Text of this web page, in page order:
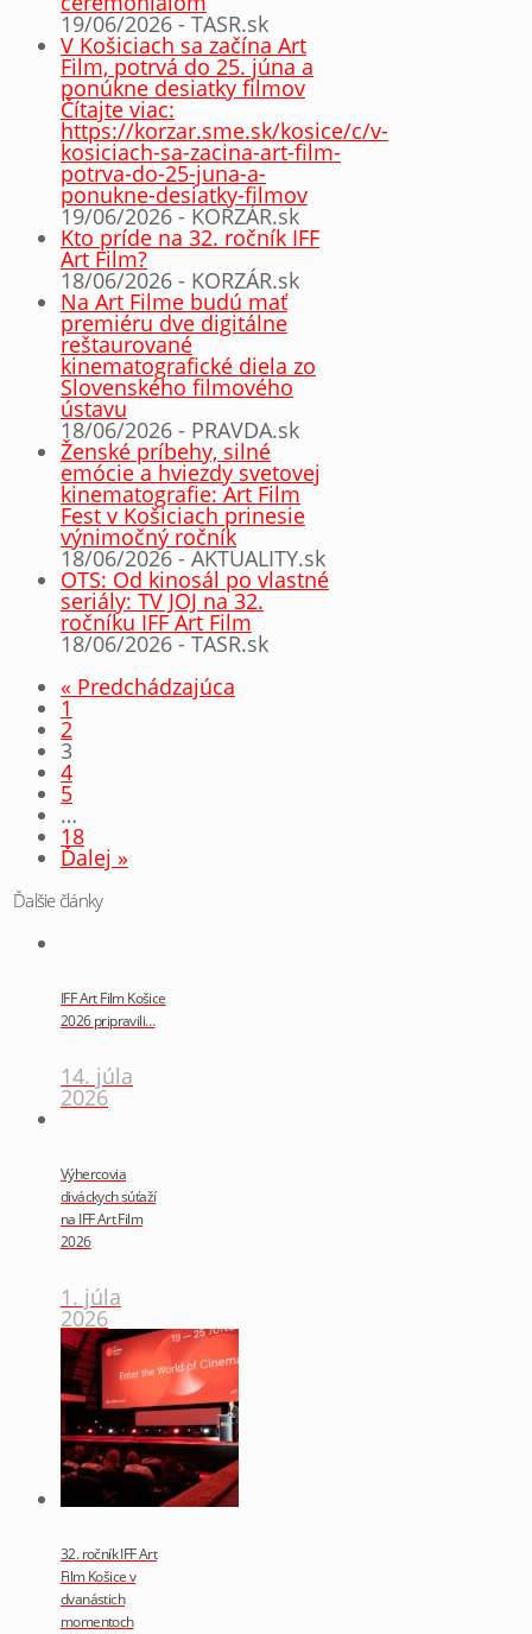
19/06/2026 - TASR.sk
V Košiciach sa začína Art
Film, potrvá do 25. júna a
ponúkne desiatky filmov
Čítajte viac:
https://korzar.sme.sk/kosice/c/v-
kosiciach-sa-zacina-art-film-
potrva-do-25-juna-a-
ponukne-desiatky-filmov
19/06/2026 - KORZÁR.sk
Kto príde na 32. ročník IFF
Art Film?
18/06/2026 - KORZÁR.sk
Na Art Filme budú mať
premiéru dve digitálne
reštaurované
kinematografické diela zo
Slovenského filmového
ústavu
18/06/2026 - PRAVDA.sk
Ženské príbehy, silné
emócie a hviezdy svetovej
kinematografie: Art Film
Fest v Košiciach prinesie
výnimočný ročník
18/06/2026 - AKTUALITY.sk
OTS: Od kinosál po vlastné
seriály: TV JOJ na 32.
ročníku IFF Art Film
18/06/2026 - TASR.sk
« Predchádzajúca
1
2
3
4
5
…
18
Ďalej »
Ďalšie články
IFF Art Film Košice
2026 pripravili…
14. júla
2026
Výhercovia
diváckych súťaží
na IFF Art Film
2026
1. júla
2026
32. ročník IFF Art
Film Košice v
dvanástich
momentoch